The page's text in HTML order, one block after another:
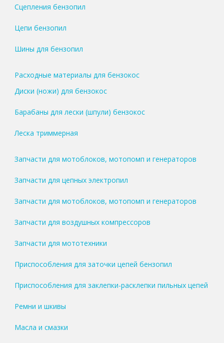
Сцепления бензопил
Цепи бензопил
Шины для бензопил
Расходные материалы для бензокос
Диски (ножи) для бензокос
Барабаны для лески (шпули) бензокос
Леска триммерная
Запчасти для мотоблоков, мотопомп и генераторов
Запчасти для цепных электропил
Запчасти для мотоблоков, мотопомп и генераторов
Запчасти для воздушных компрессоров
Запчасти для мототехники
Приспособления для заточки цепей бензопил
Приспособления для заклепки-расклепки пильных цепей
Ремни и шкивы
Масла и смазки